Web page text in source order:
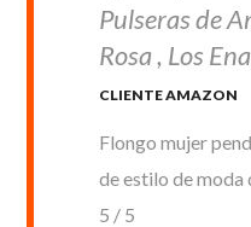
Pulseras de
Rosa , Los
CLIENTE AMAZON
Flongo mujer
de estilo de moda
5 / 5